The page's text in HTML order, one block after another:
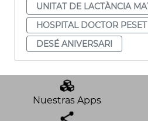
UNITAT DE LACTÀNCIA
HOSPITAL DOCTOR PESET
DESÉ ANIVERSARI
Nuestras Apps